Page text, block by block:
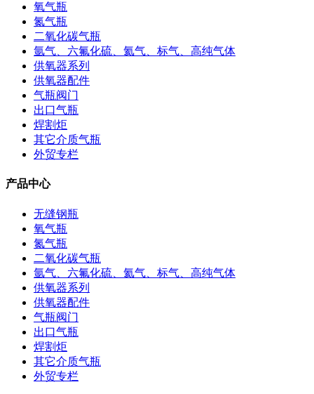
氧气瓶
氮气瓶
二氧化碳气瓶
氩气、六氟化硫、氦气、标气、高纯气体
供氧器系列
供氧器配件
气瓶阀门
出口气瓶
焊割炬
其它介质气瓶
外贸专栏
产品中心
无缝钢瓶
氧气瓶
氮气瓶
二氧化碳气瓶
氩气、六氟化硫、氦气、标气、高纯气体
供氧器系列
供氧器配件
气瓶阀门
出口气瓶
焊割炬
其它介质气瓶
外贸专栏